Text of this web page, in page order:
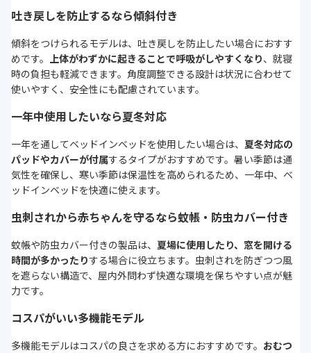
吐き戻しを防止するなら傾斜付き
傾斜をつけられるモデルは、吐き戻しを防止したい場合におすす
めです。
上体がわずかに起きることで呼吸がしやすくなり、就寝
時の負担も軽減できます。角度調整できる設計は状況に合わせて
使いやすく、安全性にも配慮されています。
一年中使用したいなら夏冬対応
一年を通してベッドインベッドを使用したい場合は、 夏冬対応の
パッドやカバーが付属するタイプがおすすめです。暑い季節は通
気性を確保し、寒い季節は保温性を高められるため、一年中、ベ
ッドインベッドを快適に使えます。
虫刺されから赤ちゃんを守るなら蚊帳・防虫カバー付き
蚊帳や防虫カバー付きの製品は、 夏場に使用したり、窓を開ける
時間が多かったりする場合に役立ちます。虫刺されを防ぎつつ風
を遮らない構造で、屋内外問わず快適な環境を保ちやすい点が魅
力です。
コスパがいい多機能モデル
多機能モデルはコスパの良さを求める方におすすめです。 おむつ